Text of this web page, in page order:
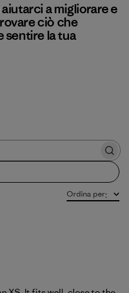
a migliorare e
ciò che
sentire la tua
Ordina per: